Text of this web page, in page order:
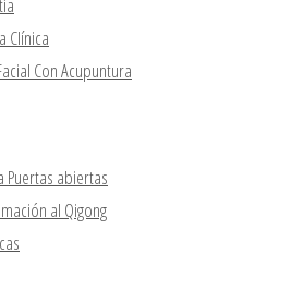
Clínica
Con Acupuntura
Puertas abiertas
al Qigong
non-necessary cookies. It is
user consent prior to running
website.